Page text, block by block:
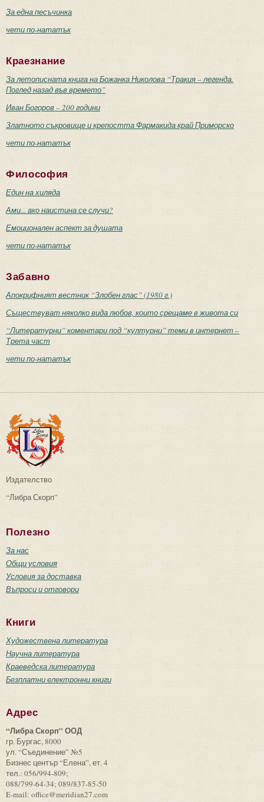
За една песъчинка
чети по-нататък
Краезнание
За летописната книга на Божанка Николова “Тракия – легенда.
Поглед назад във времето”
Иван Богоров – 200 години
Златното съкровище и крепостта Фармакида край Приморско
чети по-нататък
Философия
Един на хиляда
Ами... ако наистина се случи?
Емоционален аспект за душата
чети по-нататък
Забавно
Апокрифният вестник “Злобен глас” (1980 г.)
Съществуват няколко вида любов, които срещаме в живота си
“Литературни” коментари под “културни” теми в интернет –
Трета част
чети по-нататък
Издателство
“Либра Скорп”
Полезно
За нас
Общи условия
Условия за доставка
Въпроси и отговори
Книги
Художествена литература
Научна литература
Краеведска литература
Безплатни електронни книги
Адрес
“Либра Скорп” ООД
гр. Бургас, 8000
ул. “Съединение” №5
Бизнес център “Елена”, ет. 4
тел.: 056/994-809;
088/799-64-34; 089/837-85-50
E-mail: office@meridian27.com